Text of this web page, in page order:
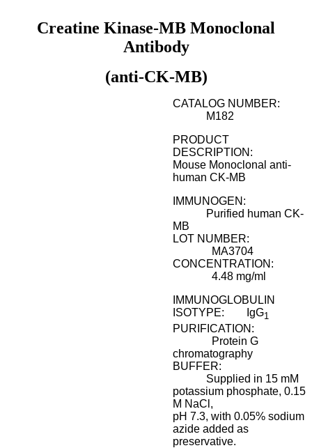
Creatine Kinase-MB Monoclonal
Antibody
(anti-CK-MB)
CATALOG NUMBER:
M182
PRODUCT
DESCRIPTION:
Mouse Monoclonal anti-
human CK-MB
IMMUNOGEN:
Purified human CK-
MB
LOT NUMBER:
MA3704
CONCENTRATION:
4.48 mg/ml
IMMUNOGLOBULIN
ISOTYPE: IgG1
PURIFICATION:
Protein G
chromatography
BUFFER:
Supplied in 15 mM
potassium phosphate, 0.15
M NaCl,
pH 7.3, with 0.05% sodium
azide added as
preservative.